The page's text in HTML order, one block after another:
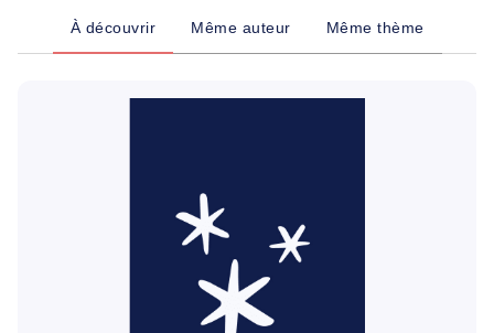
À découvrir Même auteur Même thème